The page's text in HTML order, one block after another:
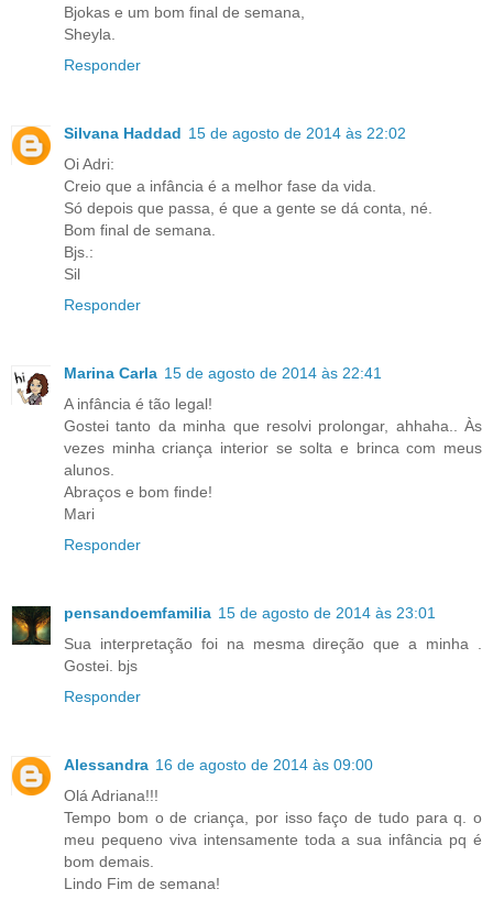
Bjokas e um bom final de semana,
Sheyla.
Responder
Silvana Haddad 15 de agosto de 2014 às 22:02
Oi Adri:
Creio que a infância é a melhor fase da vida.
Só depois que passa, é que a gente se dá conta, né.
Bom final de semana.
Bjs.:
Sil
Responder
Marina Carla 15 de agosto de 2014 às 22:41
A infância é tão legal!
Gostei tanto da minha que resolvi prolongar, ahhaha.. Às
vezes minha criança interior se solta e brinca com meus
alunos.
Abraços e bom finde!
Mari
Responder
pensandoemfamilia 15 de agosto de 2014 às 23:01
Sua interpretação foi na mesma direção que a minha .
Gostei. bjs
Responder
Alessandra 16 de agosto de 2014 às 09:00
Olá Adriana!!!
Tempo bom o de criança, por isso faço de tudo para q. o
meu pequeno viva intensamente toda a sua infância pq é
bom demais.
Lindo Fim de semana!